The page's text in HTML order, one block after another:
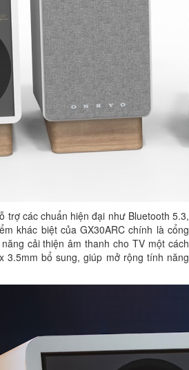
trợ các chuẩn hiện đại như Bluetooth 5.3,
khác biệt của GX30ARC chính là cổng
cải thiện âm thanh cho TV một cách
3.5mm bổ sung, giúp mở rộng tính năng